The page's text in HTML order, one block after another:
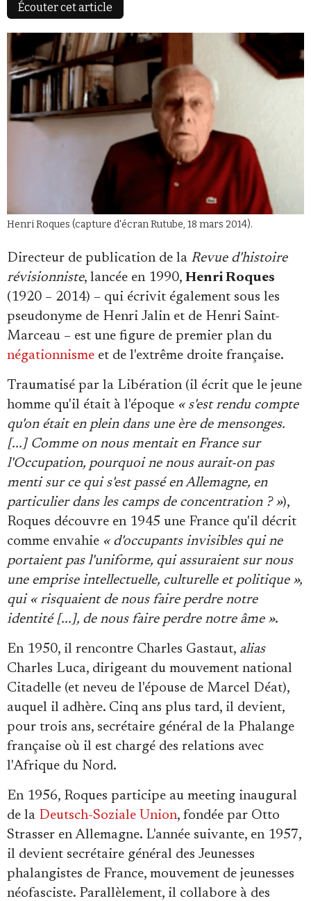
Faire un don
Demander à Vera
Se connecter
Écouter cet article
Henri Roques (capture d'écran Rutube, 18 mars 2014).
Directeur de publication de la Revue d'histoire
révisionniste, lancée en 1990, Henri Roques
(1920 – 2014) – qui écrivit également sous les
pseudonyme de Henri Jalin et de Henri Saint-
Marceau – est une figure de premier plan du
négationnisme et de l'extrême droite française.
Traumatisé par la Libération (il écrit que le jeune
homme qu'il était à l'époque « s'est rendu compte
qu'on était en plein dans une ère de mensonges.
[...] Comme on nous mentait en France sur
l'Occupation, pourquoi ne nous aurait-on pas
menti sur ce qui s'est passé en Allemagne, en
particulier dans les camps de concentration ? »),
Roques découvre en 1945 une France qu'il décrit
comme envahie « d'occupants invisibles qui ne
portaient pas l'uniforme, qui assuraient sur nous
une emprise intellectuelle, culturelle et politique »,
qui « risquaient de nous faire perdre notre
identité [...], de nous faire perdre notre âme ».
En 1950, il rencontre Charles Gastaut, alias
Charles Luca, dirigeant du mouvement national
Citadelle (et neveu de l'épouse de Marcel Déat),
auquel il adhère. Cinq ans plus tard, il devient,
pour trois ans, secrétaire général de la Phalange
française où il est chargé des relations avec
l'Afrique du Nord.
En 1956, Roques participe au meeting inaugural
de la Deutsch-Soziale Union, fondée par Otto
Strasser en Allemagne. L'année suivante, en 1957,
il devient secrétaire général des Jeunesses
phalangistes de France, mouvement de jeunesses
néofasciste. Parallèlement, il collabore à des